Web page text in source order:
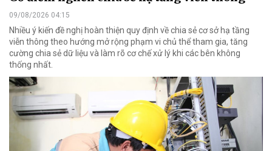
09/08/2026 04:15
Nhiều ý kiến đề nghị hoàn thiện quy định về chia sẻ cơ sở hạ tầng
viễn thông theo hướng mở rộng phạm vi chủ thể tham gia, tăng
cường chia sẻ dữ liệu và làm rõ cơ chế xử lý khi các bên không
thống nhất.